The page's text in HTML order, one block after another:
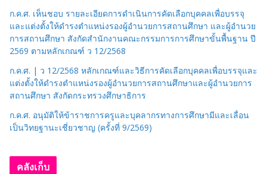
ก.ค.ศ. เห็นชอบ รายละเอียดการดำเนินการคัดเลือกบุคคลเพื่อบรรจุ
และแต่งตั้งให้ดำรงตำแหน่งรองผู้อำนวยการสถานศึกษา และผู้อำนวย
การสถานศึกษา สังกัดสำนักงานคณะกรรมการการศึกษาขั้นพื้นฐาน ปี
2569 ตามหลักเกณฑ์ ว 12/2568
ก.ค.ศ. | ว 12/2568 หลักเกณฑ์และวิธีการคัดเลือกบุคคลเพื่อบรรจุและ
แต่งตั้งให้ดำรงตำแหน่งรองผู้อำนวยการสถานศึกษาและผู้อำนวยการ
สถานศึกษา สังกัดกระทรวงศึกษาธิการ
ก.ค.ศ. อนุมัติให้ข้าราชการครูและบุคลากรทางการศึกษามีและเลื่อน
เป็นวิทยฐานะเชี่ยวชาญ (ครั้งที่ 9/2569)
คลังเก็บ